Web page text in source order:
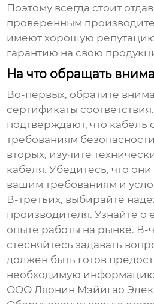
Поэтому всегда стоит
проверенным
имеют хорошую
гарантию на свою
На что обращать
Во-первых, обратите
сертификаты
подтверждают, что кабель
требованиям
вторых, изучите
кабеля. Убедитесь, что они
вашим требованиям и
В-третьих, выбирайте
производителя. Узнайте о
опыте работы на рынке. В-
стесняйтесь задавать
должен быть готов
необходимую
ООО Ляонин Мэйигао